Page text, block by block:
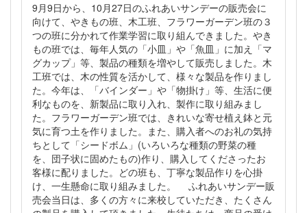
9月9日から、10月27日のふれあいサンデーの販売会に
向けて、やきもの班、木工班、フラワーガーデン班の３
つの班に分かれて作業学習に取り組んできました。やき
もの班では、毎年人気の「小皿」や「魚皿」に加え「マ
グカップ」等、製品の種類を増やして販売しました。木
工班では、木の性質を活かして、様々な製品を作りまし
た。今年は、「バインダー」や「物掛け」等、生活に便
利なものを、新製品に取り入れ、製作に取り組みまし
た。フラワーガーデン班では、きれいな寄せ植え鉢と元
気に育つ土を作りました。また、購入者へのお礼の気持
ちとして「シードボム」(いろいろな種類の野菜の種
を、団子状に固めたもの)作り、購入してくださったお
客様に配りました。どの班も、丁寧な製品作りを心掛
け、一生懸命に取り組みました。 ふれあいサンデー販
売会当日は、多くの方々に来校していただき、たくさん